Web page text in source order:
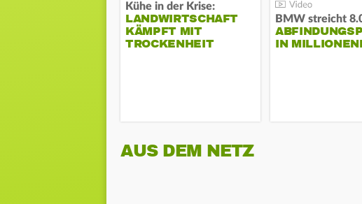
Kühe in der Krise:
LANDWIRTSCHAFT
KÄMPFT MIT
TROCKENHEIT
IN
AUS DEM NETZ